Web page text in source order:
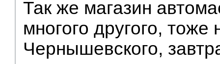
Так же магазин
многого другого, тоже
Чернышевского,